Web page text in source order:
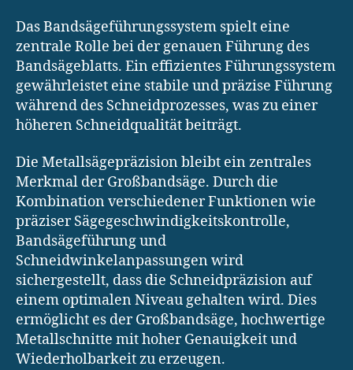
Das Bandsägeführungssystem spielt eine
zentrale Rolle bei der genauen Führung des
Bandsägeblatts. Ein effizientes Führungssystem
gewährleistet eine stabile und präzise Führung
während des Schneidprozesses, was zu einer
höheren Schneidqualität beiträgt.
Die Metallsägepräzision bleibt ein zentrales
Merkmal der Großbandsäge. Durch die
Kombination verschiedener Funktionen wie
präziser Sägegeschwindigkeitskontrolle,
Bandsägeführung und
Schneidwinkelanpassungen wird
sichergestellt, dass die Schneidpräzision auf
einem optimalen Niveau gehalten wird. Dies
ermöglicht es der Großbandsäge, hochwertige
Metallschnitte mit hoher Genauigkeit und
Wiederholbarkeit zu erzeugen.